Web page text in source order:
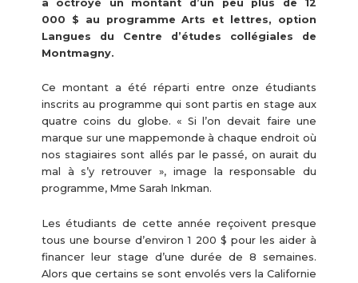
a octroyé un montant d’un peu plus de 12
000 $ au programme Arts et lettres, option
Langues du Centre d’études collégiales de
Montmagny.
Ce montant a été réparti entre onze étudiants
inscrits au programme qui sont partis en stage aux
quatre coins du globe. « Si l’on devait faire une
marque sur une mappemonde à chaque endroit où
nos stagiaires sont allés par le passé, on aurait du
mal à s’y retrouver », image la responsable du
programme, Mme Sarah Inkman.
Les étudiants de cette année reçoivent presque
tous une bourse d’environ 1 200 $ pour les aider à
financer leur stage d’une durée de 8 semaines.
Alors que certains se sont envolés vers la Californie